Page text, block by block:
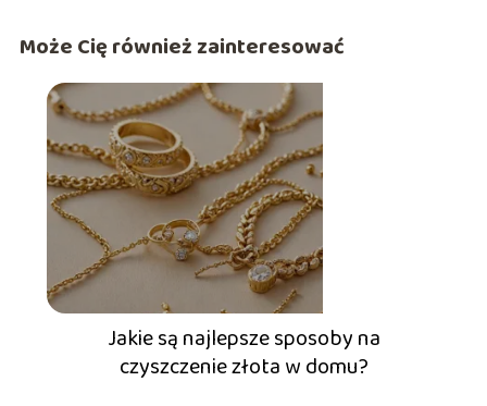
Może Cię również zainteresować
Jakie są najlepsze sposoby na
czyszczenie złota w domu?